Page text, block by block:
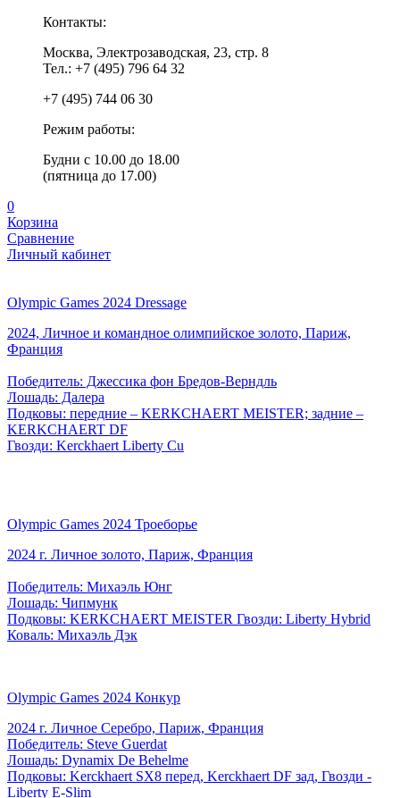
Контакты:
Москва, Электрозаводская, 23, стр. 8
Тел.: +7 (495) 796 64 32
+7 (495) 744 06 30
Режим работы:
Будни с 10.00 до 18.00
(пятница до 17.00)
0
Корзина
Сравнение
Личный кабинет
Olympic Games 2024 Dressage
2024, Личное и командное олимпийское золото, Париж,
Франция
Победитель: Джессика фон Бредов-Верндль
Лошадь: Далера
Подковы: передние – KERKCHAERT MEISTER; задние –
KERKCHAERT DF
Гвозди: Kerckhaert Liberty Cu
Olympic Games 2024 Троеборье
2024 г. Личное золото, Париж, Франция
Победитель: Михаэль Юнг
Лошадь: Чипмунк
Подковы: KERKCHAERT MEISTER Гвозди: Liberty Hybrid
Коваль: Михаэль Дэк
Olympic Games 2024 Конкур
2024 г. Личное Серебро, Париж, Франция
Победитель: Steve Guerdat
Лошадь: Dynamix De Behelme
Подковы: Kerckhaert SX8 перед, Kerckhaert DF зад, Гвозди -
Liberty E-Slim